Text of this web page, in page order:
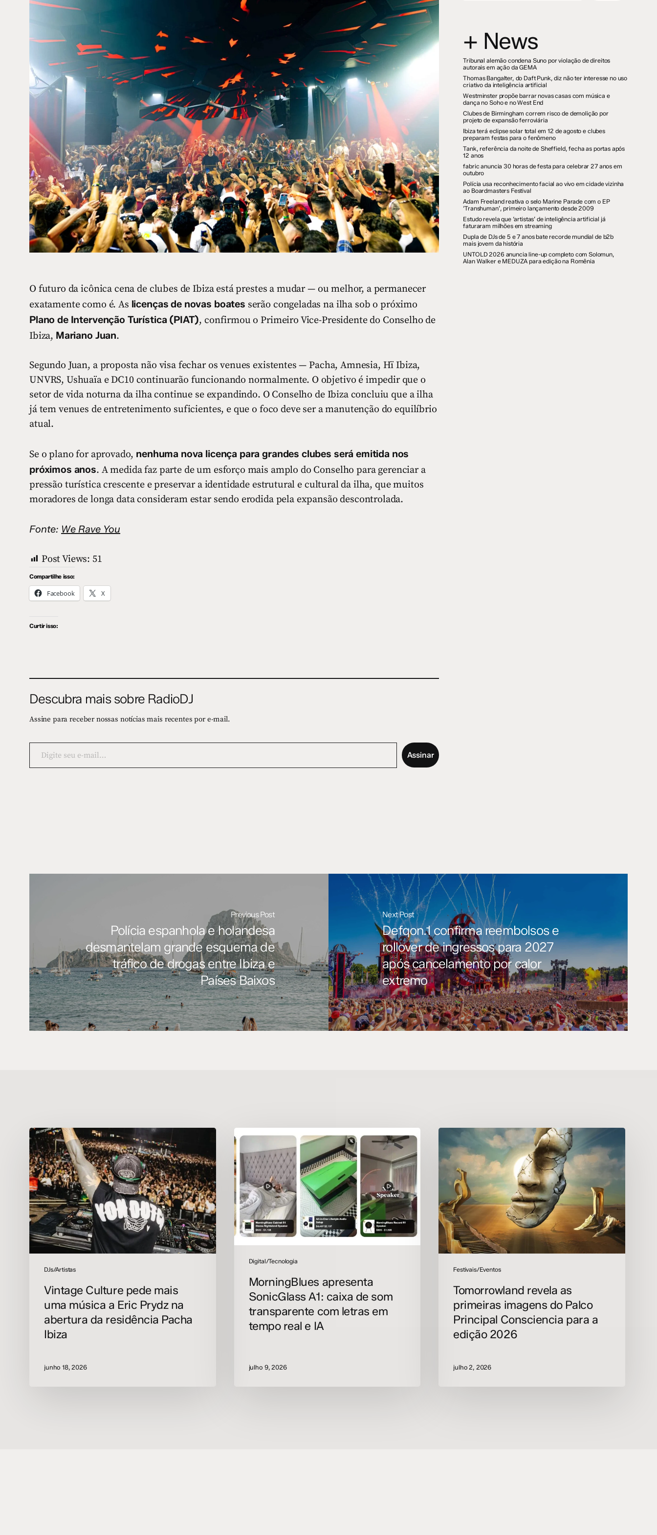
O futuro da icônica cena de clubes de Ibiza está prestes a mudar — ou melhor, a permanecer
exatamente como é. As licenças de novas boates serão congeladas na ilha sob o próximo
Plano de Intervenção Turística (PIAT), confirmou o Primeiro Vice-Presidente do Conselho de
Ibiza, Mariano Juan.
Segundo Juan, a proposta não visa fechar os venues existentes — Pacha, Amnesia, Hï Ibiza,
UNVRS, Ushuaïa e DC10 continuarão funcionando normalmente. O objetivo é impedir que o
setor de vida noturna da ilha continue se expandindo. O Conselho de Ibiza concluiu que a ilha
já tem venues de entretenimento suficientes, e que o foco deve ser a manutenção do equilíbrio
atual.
Se o plano for aprovado, nenhuma nova licença para grandes clubes será emitida nos
próximos anos. A medida faz parte de um esforço mais amplo do Conselho para gerenciar a
pressão turística crescente e preservar a identidade estrutural e cultural da ilha, que muitos
moradores de longa data consideram estar sendo erodida pela expansão descontrolada.
Fonte: We Rave You
Post Views: 51
Compartilhe isso:
Facebook X
Curtir isso:
Descubra mais sobre RadioDJ
Assine para receber nossas notícias mais recentes por e-mail.
Digite
mail…
Assinar
+ News
Tribunal alemão condena Suno por violação de direitos
autorais em ação da GEMA
Thomas Bangalter, do Daft Punk, diz não ter interesse no uso
criativo da inteligência artificial
Westminster propõe barrar novas casas com música e
dança no Soho e no West End
Clubes de Birmingham correm risco de demolição por
projeto de expansão ferroviária
Ibiza terá eclipse solar total em 12 de agosto e clubes
preparam festas para o fenômeno
Tank, referência da noite de Sheffield, fecha as portas após
12 anos
fabric anuncia 30 horas de festa para celebrar 27 anos em
outubro
Polícia usa reconhecimento facial ao vivo em cidade vizinha
ao Boardmasters Festival
Adam Freeland reativa o selo Marine Parade com o EP
‘Transhuman’, primeiro lançamento desde 2009
Estudo revela que ‘artistas’ de inteligência artificial já
faturaram milhões em streaming
Dupla de DJs de 5 e 7 anos bate recorde mundial de b2b
mais jovem da história
UNTOLD 2026 anuncia line-up completo com Solomun,
Alan Walker e MEDUZA para edição na Romênia
Previous Post
Polícia espanhola e holandesa
desmantelam grande esquema de
tráfico de drogas entre Ibiza e
Países Baixos
Next Post
Defqon.1 confirma reembolsos e
rollover de ingressos para 2027
após cancelamento por calor
extremo
DJs/Artistas
Vintage
Culture
pede
mais
uma
música
a
Eric
Prydz
na
abertura
residência
IbizaVintage Culture pede mais
uma música a Eric Prydz na
abertura da residência Pacha
Ibiza
junho 18, 2026
Digital/Tecnologia
MorningBlues
apresenta
SonicGlass
A1:
caixa
de
som
transparente
com
letras
em
tempo
MorningBlues apresenta
SonicGlass A1: caixa de som
transparente com letras em
tempo real e IA
julho 9, 2026
Festivais/Eventos
Tomorrowland
revela
primeiras
imagens
Palco
Principal
Consciencia
para
a
2026
Tomorrowland revela as
primeiras imagens do Palco
Principal Consciencia para a
edição 2026
julho 2, 2026